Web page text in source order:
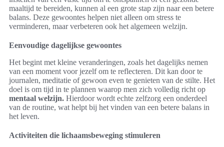
maaltijd te bereiden, kunnen al een grote stap zijn naar een betere
balans. Deze gewoontes helpen niet alleen om stress te
verminderen, maar verbeteren ook het algemeen welzijn.
Eenvoudige dagelijkse gewoontes
Het begint met kleine veranderingen, zoals het dagelijks nemen
van een moment voor jezelf om te reflecteren. Dit kan door te
journalen, meditatie of gewoon even te genieten van de stilte. Het
doel is om tijd in te plannen waarop men zich volledig richt op
mentaal welzijn. Hierdoor wordt echte zelfzorg een onderdeel
van de routine, wat helpt bij het vinden van een betere balans in
het leven.
Activiteiten die lichaamsbeweging stimuleren